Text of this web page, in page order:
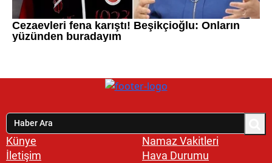
Künye
İletişim
Namaz Vakitleri
Hava Durumu